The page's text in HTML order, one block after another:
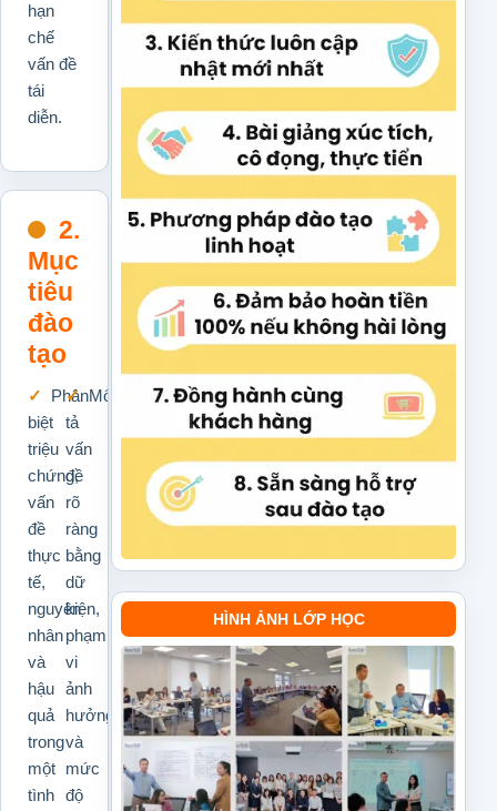
hạn
chế
vấn đề
tái
diễn.
2.
Mục
tiêu
đào
tạo
Phân
biệt
triệu
chứng,
vấn
đề
thực
tế,
nguyên
nhân
và
hậu
quả
trong
một
tình
Mô
tả
vấn
đề
rõ
ràng
bằng
dữ
kiện,
phạm
vi
ảnh
hưởng
và
mức
độ
HÌNH ẢNH LỚP HỌC